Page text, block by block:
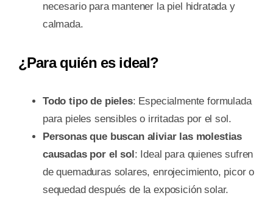
necesario para mantener la piel hidratada y
calmada.
¿Para quién es ideal?
Todo tipo de pieles: Especialmente formulada
para pieles sensibles o irritadas por el sol.
Personas que buscan aliviar las molestias
causadas por el sol: Ideal para quienes sufren
de quemaduras solares, enrojecimiento, picor o
sequedad después de la exposición solar.